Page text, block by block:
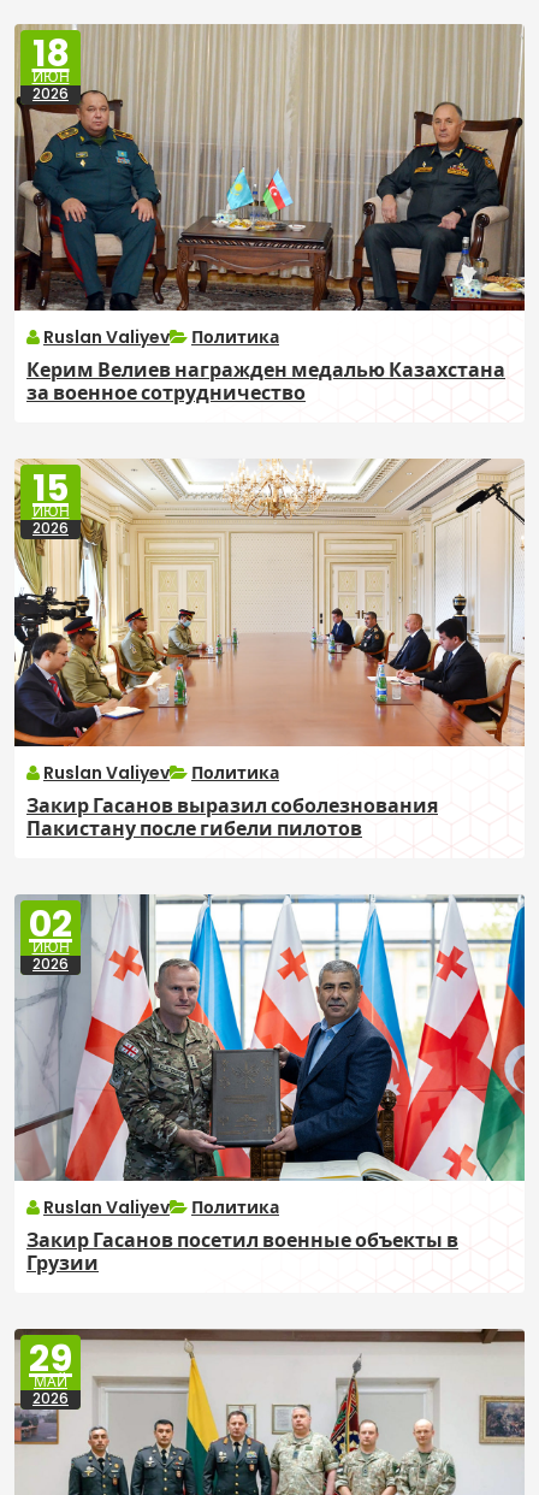
18
ИЮН
2026
Ruslan Valiyev Политика
Керим Велиев награжден медалью Казахстана
за военное сотрудничество
15
ИЮН
2026
Ruslan Valiyev Политика
Закир Гасанов выразил соболезнования
Пакистану после гибели пилотов
02
ИЮН
2026
Ruslan Valiyev Политика
Закир Гасанов посетил военные объекты в
Грузии
29
МАЙ
2026